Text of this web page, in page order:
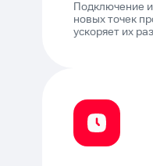
Подключение
новых точек
ускоряет их